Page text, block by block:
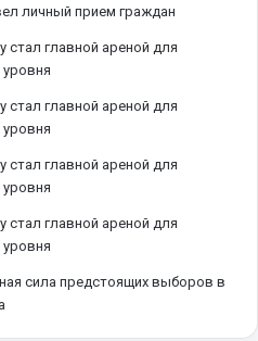
личный прием граждан
стал главной ареной для
стал главной ареной для
стал главной ареной для
стал главной ареной для
сила предстоящих выборов в